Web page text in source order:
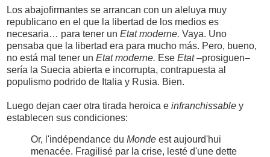
Los abajofirmantes se arrancan con un aleluya muy
republicano en el que la libertad de los medios es
necesaria… para tener un Etat moderne. Vaya. Uno
pensaba que la libertad era para mucho más. Pero, bueno,
no está mal tener un Etat moderne. Ese Etat–prosiguen–
sería la Suecia abierta e incorrupta, contrapuesta al
populismo podrido de Italia y Rusia. Bien.
Luego dejan caer otra tirada heroica e infranchissable y
establecen sus condiciones:
Or, l'indépendance du Monde est aujourd'hui
menacée. Fragilisé par la crise, lesté d'une dette